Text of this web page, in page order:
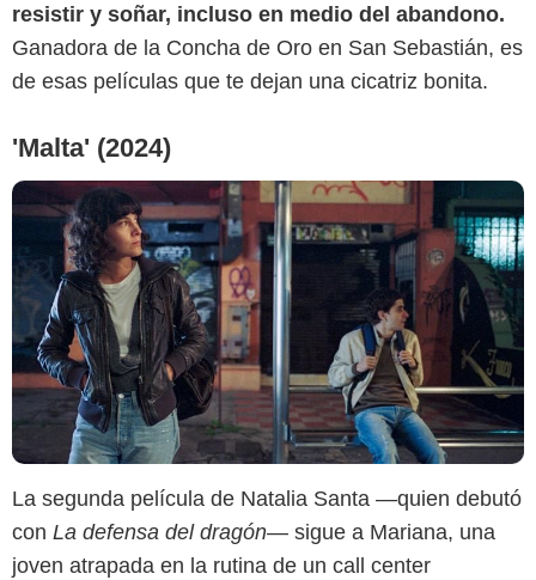
resistir y soñar, incluso en medio del abandono.
Ganadora de la Concha de Oro en San Sebastián, es
de esas películas que te dejan una cicatriz bonita.
'Malta' (2024)
La segunda película de Natalia Santa —quien debutó
con La defensa del dragón— sigue a Mariana, una
joven atrapada en la rutina de un call center
Netflix